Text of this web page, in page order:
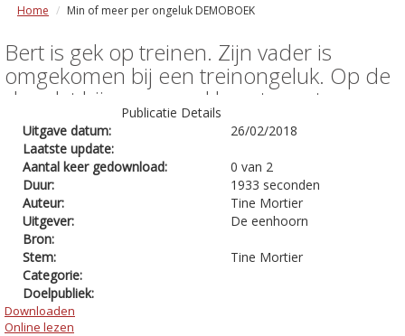
Home Min of meer per ongeluk DEMOBOEK
Bert is gek op treinen. Zijn vader is
omgekomen bij een treinongeluk. Op de
dag dat hij een spreekbeurt moet
houden, neemt hij een besluit: ik word
een trein.
Publicatie Details
Uitgave datum:
26/02/2018
Laatste update:
Aantal keer gedownload:
0 van 2
Duur:
1933 seconden
Auteur:
Tine Mortier
Uitgever:
De eenhoorn
Bron:
Stem:
Tine Mortier
Categorie:
Doelpubliek:
Downloaden
Online lezen